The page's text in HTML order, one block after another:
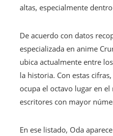
altas, especialmente
De acuerdo con datos
especializada en anime
ubica actualmente entre
la historia. Con estas
ocupa el octavo lugar en
escritores con mayor
En ese listado, Oda